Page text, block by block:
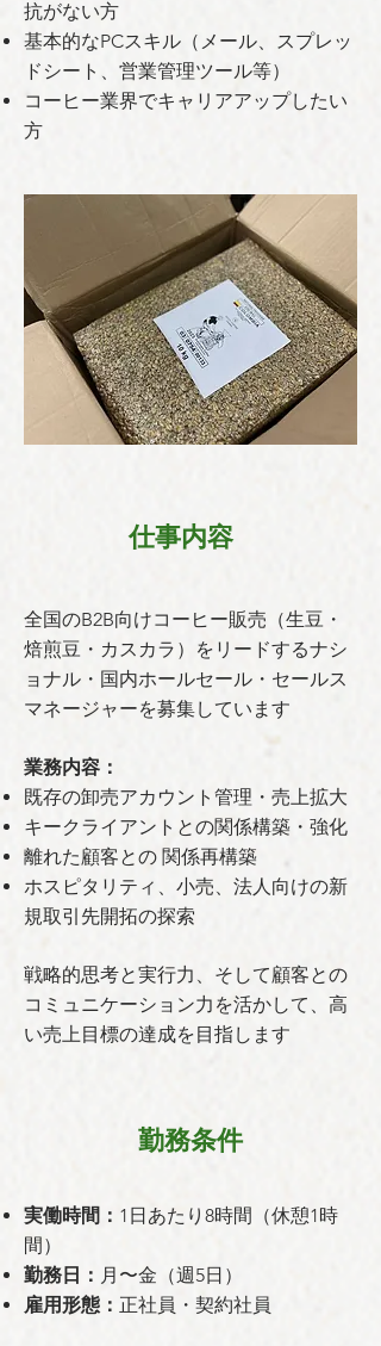
抗がない方
基本的なPCスキル（メール、スプレッ
ドシート、営業管理ツール等）
コーヒー業界でキャリアアップしたい
方
仕事内容
全国のB2B向けコーヒー販売（生豆・
焙煎豆・カスカラ）をリードするナシ
ョナル・国内ホールセール・セールス
マネージャーを募集しています
業務内容：
既存の卸売アカウント管理・売上拡大
キークライアントとの関係構築・強化
離れた顧客との 関係再構築
ホスピタリティ、小売、法人向けの新
規取引先開拓の探索
戦略的思考と実行力、そして顧客との
コミュニケーション力を活かして、高
い売上目標の達成を目指します
勤務条件
実働時間： 1日あたり8時間（休憩1時
間）
勤務日： 月〜金（週5日）
雇用形態： 正社員・契約社員